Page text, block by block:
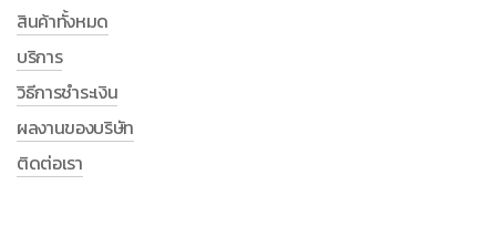
สินค้าทั้งหมด
บริการ
วิธีการชำระเงิน
ผลงานของบริษัท
ติดต่อเรา